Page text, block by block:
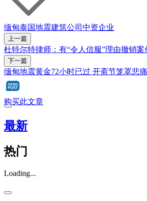
缅甸泰国地震建筑公司 中资企业
上一篇
杜特尔特律师：有“令人信服”理由撤销案
下一篇
缅甸地震黄金72小时已过 开斋节笼罩悲
购买此文章
最新
热门
Loading...